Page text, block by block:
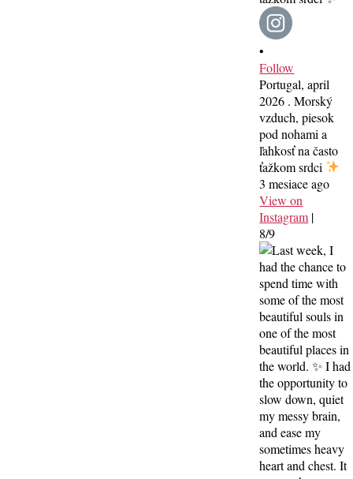
•
Follow
Portugal, april
2026 . Morský
vzduch, piesok
pod nohami a
ľahkosť na často
ťažkom srdci
3 mesiace ago
View on
Instagram |
8/9